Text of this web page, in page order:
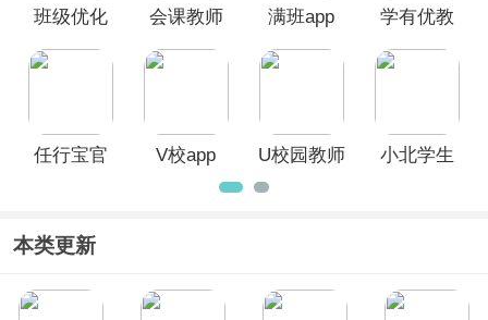
班级优化
会课教师
满班app
学有优教
任行宝官
V校app
U校园教师
小北学生
本类更新